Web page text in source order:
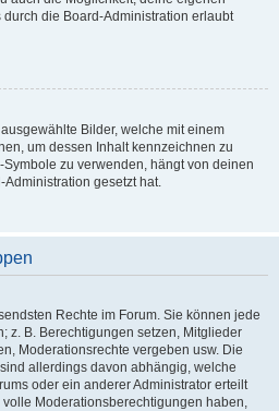
die Board-Administration erlaubt
Bilder, welche mit einem
um dessen Inhalt kennzeichnen zu
zu verwenden, hängt von deinen
gesetzt hat.
Rechte im Forum. Sie können jede
z. B. Berechtigungen setzen, Mitglieder
Moderationsrechte vergeben usw. Die
allerdings davon abhängig, welche
oder ein anderer Administrator erteilt
Moderationsberechtigungen haben,